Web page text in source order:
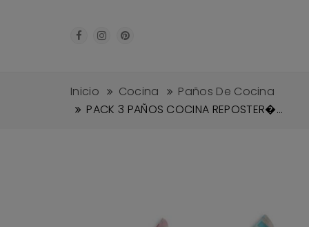
Inicio Cocina
Paños De Cocina
PACK 3 PAÑOS COCINA REPOSTER�...